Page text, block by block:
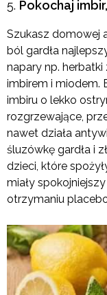
Pokochaj
Szukasz domowej
ból gardła
napary np.
imbirem i miodem.
imbiru o lekko
rozgrzewające,
nawet działa
śluzówkę gardła i
dzieci, które
miały
otrzymaniu